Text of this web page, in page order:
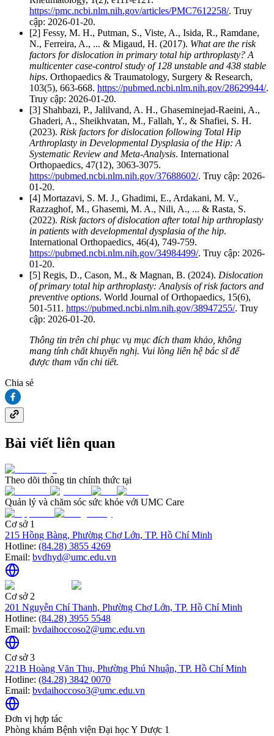
https://pmc.ncbi.nlm.nih.gov/articles/PMC7612258/. Truy
cập: 2026-01-20.
[2] Fessy, M. H., Putman, S., Viste, A., Isida, R., Ramdane,
N., Ferreira, A., ... & Migaud, H. (2017). What are the risk
factors for dislocation in primary total hip arthroplasty? A
multicenter case-control study of 128 unstable and 438 stable
hips. Orthopaedics & Traumatology, Surgery & Research,
103(5), 663-668. https://pubmed.ncbi.nlm.nih.gov/28629944/.
Truy cập: 2026-01-20.
[3] Shahbazi, P., Jalilvand, A. H., Ghaseminejad-Raeini, A.,
Ghaderi, A., Sheikhvatan, M., Fallah, Y., & Shafiei, S. H.
(2023). Risk factors for dislocation following Total Hip
Arthroplasty in Developmental Dysplasia of the Hip: A
Systematic Review and Meta-Analysis. International
Orthopaedics, 47(12), 3063-3075.
https://pubmed.ncbi.nlm.nih.gov/37688602/. Truy cập: 2026-
01-20.
[4] Mortazavi, S. M. J., Ghadimi, E., Ardakani, M. V.,
Razzaghof, M., Ghasemi, M. A., Nili, A., ... & Rasta, S.
(2022). Risk factors of dislocation after total hip arthroplasty
in patients with developmental dysplasia of the hip.
International Orthopaedics, 46(4), 749-759.
https://pubmed.ncbi.nlm.nih.gov/34984499/. Truy cập: 2026-
01-20.
[5] Regis, D., Cason, M., & Magnan, B. (2024). Dislocation
of primary total hip arthroplasty: Analysis of risk factors and
preventive options. World Journal of Orthopaedics, 15(6),
501-511. https://pubmed.ncbi.nlm.nih.gov/38947255/. Truy
cập: 2026-01-20.
Thông tin trên chỉ phục vụ mục đích tham khảo, không
mang tính chất khuyến nghị. Vui lòng liên hệ bác sĩ để
được tham vấn chi tiết.
Chia sẻ
Bài viết liên quan
Theo dõi thông tin chính thức tại
Quản lý và chăm sóc sức khỏe với UMC Care
Cơ sở 1
215 Hồng Bàng, Phường Chợ Lớn, TP. Hồ Chí Minh
Hotline: (84.28) 3855 4269
Email: bvdhyd@umc.edu.vn
Cơ sở 2
201 Nguyễn Chí Thanh, Phường Chợ Lớn, TP. Hồ Chí Minh
Hotline: (84.28) 3955 5548
Email: bvdaihoccoso2@umc.edu.vn
Cơ sở 3
221B Hoàng Văn Thụ, Phường Phú Nhuận, TP. Hồ Chí Minh
Hotline: (84.28) 3842 0070
Email: bvdaihoccoso3@umc.edu.vn
Đơn vị hợp tác
Phòng khám Bệnh viện Đại học Y Dược 1